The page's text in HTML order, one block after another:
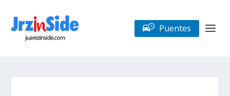
Puentes